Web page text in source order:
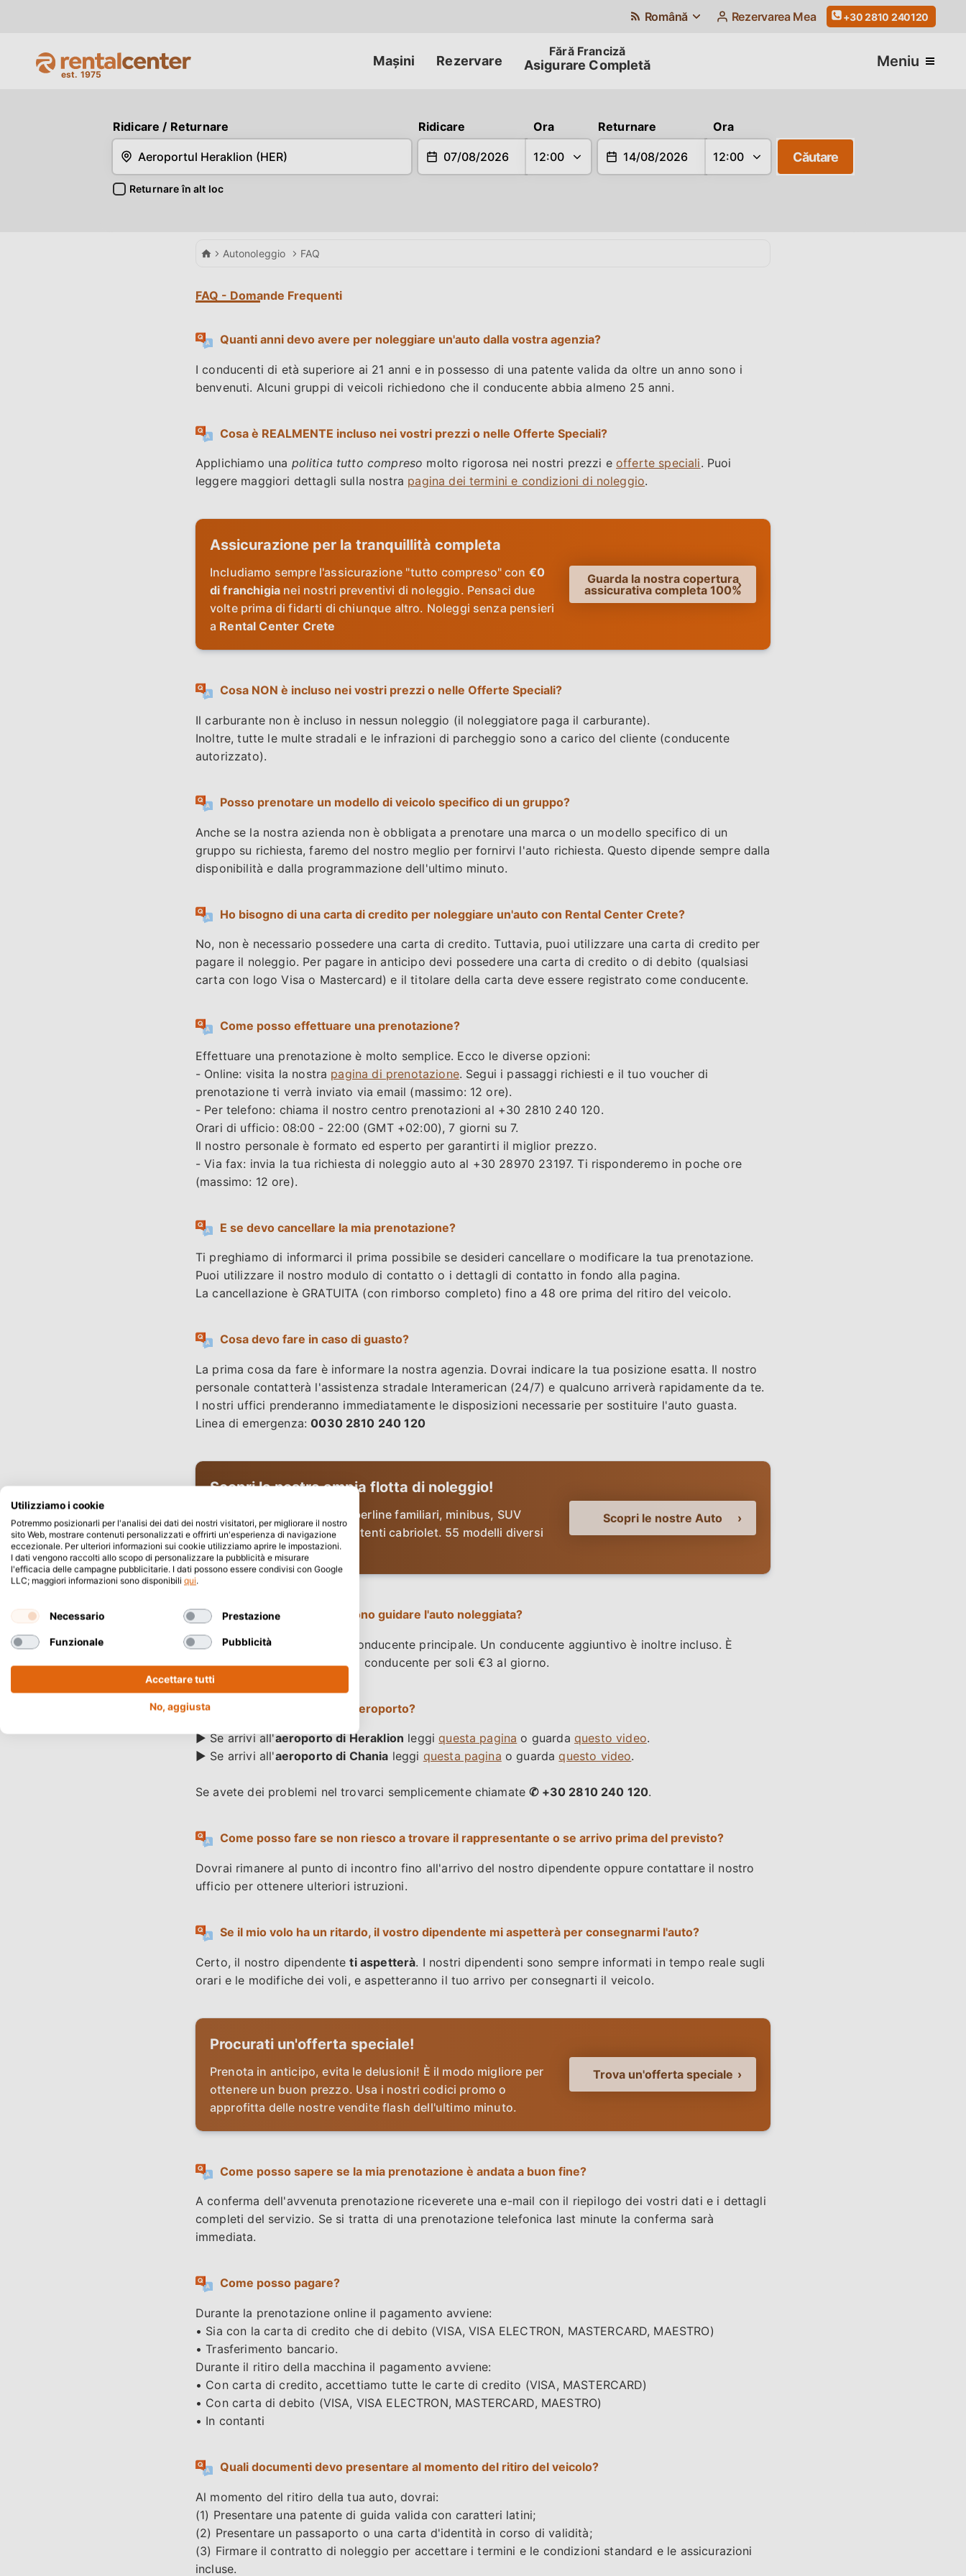
Română Rezervarea Mea +30 2810 240120
Mașini Rezervare Asigurare Completă Meniu
Ridicare/ Returnare
Returnare în alt loc
Returnare
Ridicare Ora Returnare Ora
Căutare
Car Hire
Autonoleggio FAQ
FAQ - Domande Frequenti
Quanti anni devo avere per noleggiare un'auto dalla vostra agenzia?
I conducenti di età superiore ai 21 anni e in possesso di una patente valida da oltre un anno sono i
benvenuti. Alcuni gruppi di veicoli richiedono che il conducente abbia almeno 25 anni.
Cosa è REALMENTE incluso nei vostri prezzi o nelle Offerte Speciali?
Applichiamo una politica tutto compreso molto rigorosa nei nostri prezzi eofferte speciali. Puoi
leggere maggiori dettagli sulla nostra pagina dei termini e condizioni di noleggio.
Assicurazione per la tranquillità completa
Includiamo sempre l'assicurazione "tutto compreso" con €0
di franchigia nei nostri preventivi di noleggio. Pensaci due
volte prima di fidarti di chiunque altro. Noleggi senza pensieri
a Rental Center Crete
Guarda la nostra copertura
assicurativa completa 100%
Cosa NON è incluso nei vostri prezzi o nelle Offerte Speciali?
Il carburante non è incluso in nessun noleggio (il noleggiatore paga il carburante).
Inoltre, tutte le multe stradali e le infrazioni di parcheggio sono a carico del cliente (conducente
autorizzato).
Posso prenotare un modello di veicolo specifico di un gruppo?
Anche se la nostra azienda non è obbligata a prenotare una marca o un modello specifico di un
gruppo su richiesta, faremo del nostro meglio per fornirvi l'auto richiesta. Questo dipende sempre dalla
disponibilità e dalla programmazione dell'ultimo minuto.
Ho bisogno di una carta di credito per noleggiare un'auto con Rental Center Crete?
No, non è necessario possedere una carta di credito. Tuttavia, puoi utilizzare una carta di credito per
pagare il noleggio. Per pagare in anticipo devi possedere una carta di credito o di debito (qualsiasi
carta con logo Visa o Mastercard) e il titolare della carta deve essere registrato come conducente.
Come posso effettuare una prenotazione?
Effettuare una prenotazione è molto semplice. Ecco le diverse opzioni:
- Online: visita la nostra pagina di prenotazione. Segui i passaggi richiesti e il tuo voucher di
prenotazione ti verrà inviato via email (massimo: 12 ore).
- Per telefono: chiama il nostro centro prenotazioni al +30 2810 240 120.
Orari di ufficio: 08:00 - 22:00 (GMT +02:00), 7 giorni su 7.
Il nostro personale è formato ed esperto per garantirti il miglior prezzo.
- Via fax: invia la tua richiesta di noleggio auto al +30 28970 23197. Ti risponderemo in poche ore
(massimo: 12 ore).
E se devo cancellare la mia prenotazione?
Ti preghiamo di informarci il prima possibile se desideri cancellare o modificare la tua prenotazione.
Puoi utilizzare il nostro modulo di contatto o i dettagli di contatto in fondo alla pagina.
La cancellazione è GRATUITA (con rimborso completo) fino a 48 ore prima del ritiro del veicolo.
Cosa devo fare in caso di guasto?
La prima cosa da fare è informare la nostra agenzia. Dovrai indicare la tua posizione esatta. Il nostro
personale contatterà l'assistenza stradale Interamerican (24/7) e qualcuno arriverà rapidamente da te.
I nostri uffici prenderanno immediatamente le disposizioni necessarie per sostituire l'auto guasta.
Linea di emergenza:0030 2810 240 120
Scopri la nostra ampia flotta di noleggio!
Scegli tra auto compatte, berline familiari, minibus, SUV
comodi, auto ibride o divertenti cabriolet. 55 modelli diversi
disponibili.
Scopri le nostre Auto
Quanti conducenti possono guidare l'auto noleggiata?
I nostri prezzi includono un conducente principale. Un conducente aggiuntivo è inoltre incluso. È
possibile aggiungere un terzo conducente per soli €3 al giorno.
Come ci incontriamo in aeroporto?
► Se arrivi all'aeroporto di Heraklion leggiquesta pagina o guarda questo video.
► Se arrivi all'aeroporto di Chania leggi questa pagina o guardaquesto video.
Se avete dei problemi nel trovarci semplicemente chiamate✆ +30 2810 240 120.
Come posso fare se non riesco a trovare il rappresentante o se arrivo prima del previsto?
Dovrai rimanere al punto di incontro fino all'arrivo del nostro dipendente oppure contattare il nostro
ufficio per ottenere ulteriori istruzioni.
Se il mio volo ha un ritardo, il vostro dipendente mi aspetterà per consegnarmi l'auto?
Certo, il nostro dipendenteti aspetterà. I nostri dipendenti sono sempre informati in tempo reale sugli
orari e le modifiche dei voli, e aspetteranno il tuo arrivo per consegnarti il veicolo.
Procurati un'offerta speciale!
Prenota in anticipo, evita le delusioni! È il modo migliore per
ottenere un buon prezzo. Usa i nostri codici promo o
approfitta delle nostre vendite flash dell'ultimo minuto.
Trova un'offerta speciale
Come posso sapere se la mia prenotazione è andata a buon fine?
A conferma dell'avvenuta prenotazione riceverete una e-mail con il riepilogo dei vostri dati e i dettagli
completi del servizio. Se si tratta di una prenotazione telefonica last minute la conferma sarà
immediata.
Come posso pagare?
Durante la prenotazione online il pagamento avviene:
• Sia con la carta di credito che di debito (VISA, VISA ELECTRON, MASTERCARD, MAESTRO)
• Trasferimento bancario.
Durante il ritiro della macchina il pagamento avviene:
• Con carta di credito, accettiamo tutte le carte di credito (VISA, MASTERCARD)
• Con carta di debito (VISA, VISA ELECTRON, MASTERCARD, MAESTRO)
• In contanti
Quali documenti devo presentare al momento del ritiro del veicolo?
Al momento del ritiro della tua auto, dovrai:
(1) Presentare una patente di guida valida con caratteri latini;
(2) Presentare un passaporto o una carta d'identità in corso di validità;
(3) Firmare il contratto di noleggio per accettare i termini e le condizioni standard e le assicurazioni
incluse.
Utilizziamo i cookie
Potremmo posizionarli per l'analisi dei dati dei nostri visitatori, per migliorare il nostro
sito Web, mostrare contenuti personalizzati e offrirti un'esperienza di navigazione
eccezionale. Per ulteriori informazioni sui cookie utilizziamo aprire le impostazioni.
I dati vengono raccolti allo scopo di personalizzare la pubblicità e misurare
l'efficacia delle campagne pubblicitarie. I dati possono essere condivisi con Google
LLC; maggiori informazioni sono disponibili qui.
Necessario Prestazione
Funzionale Pubblicità
Accettare tutti
No, aggiusta